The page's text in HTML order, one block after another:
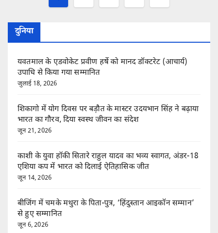
दुनिया
यवतमाल के एडवोकेट प्रवीण हर्षे को मानद डॉक्टरेट (आचार्य)
उपाधि से किया गया सम्मानित
जुलाई 18, 2026
शिकागो में योग दिवस पर बड़ौत के मास्टर उदयभान सिंह ने बढ़ाया
भारत का गौरव, दिया स्वस्थ जीवन का संदेश
जून 21, 2026
काशी के युवा हॉकी सितारे राहुल यादव का भव्य स्वागत, अंडर-18
एशिया कप में भारत को दिलाई ऐतिहासिक जीत
जून 14, 2026
बीजिंग में चमके मथुरा के पिता-पुत्र, ‘हिंदुस्तान आइकॉन सम्मान’
से हुए सम्मानित
जून 6, 2026